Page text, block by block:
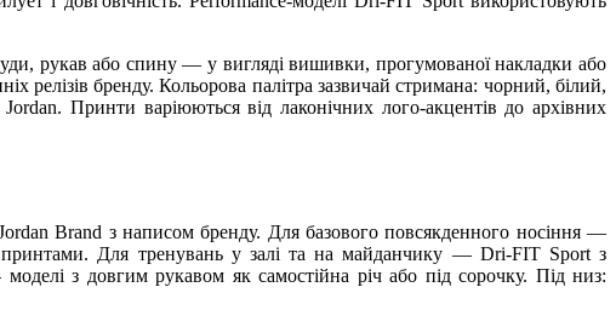
рукав або спину — у вигляді вишивки, прогумованої накладки або
релізів бренду. Кольорова палітра зазвичай стримана: чорний, білий,
Принти варіюються від лаконічних лого-акцентів до архівних
Brand з написом бренду. Для базового повсякденного носіння —
принтами. Для тренувань у залі та на майданчику — Dri-FIT Sport з
з довгим рукавом як самостійна річ або під сорочку. Під низ: